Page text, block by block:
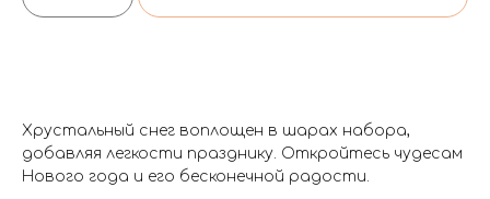
Хрустальный снег воплощен в шарах набора,
добавляя легкости празднику. Откройтесь чудесам
Нового года и его бесконечной радости.